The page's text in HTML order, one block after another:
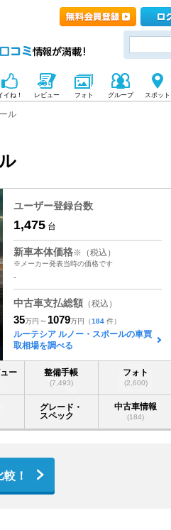
イね！ レビュー フォト グループ スポット
ル
ユーザー登録台数
1,475 台
新車本体価格※（税込）
※メーカー発表当時の価格です
-
中古車支払総額 （税込）
35万円 ～ 1079万円 （184 件）
ルーテシア ルノー・スポールの車買
取相場を調べる
ー 整備手帳
(7,493)
フォト
(2,600)
グレード・
スペック
中古車情報
(184)
！